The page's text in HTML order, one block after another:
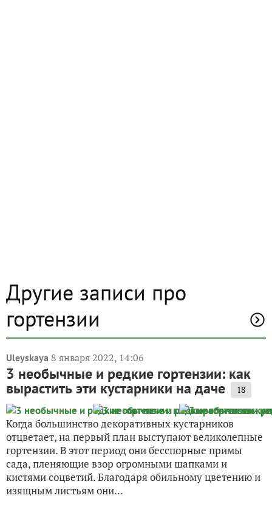
Другие записи про
гортензии
Uleyskaya 8 января 2022, 14:06
3 необычные и редкие гортензии: как
вырастить эти кустарники на даче 18
Когда большинство декоративных кустарников
отцветает, на первый план выступают великолепные
гортензии. В этот период они бесспорные примы
сада, пленяющие взор огромными шапками и
кистями соцветий. Благодаря обильному цветению и
изящным листьям они...